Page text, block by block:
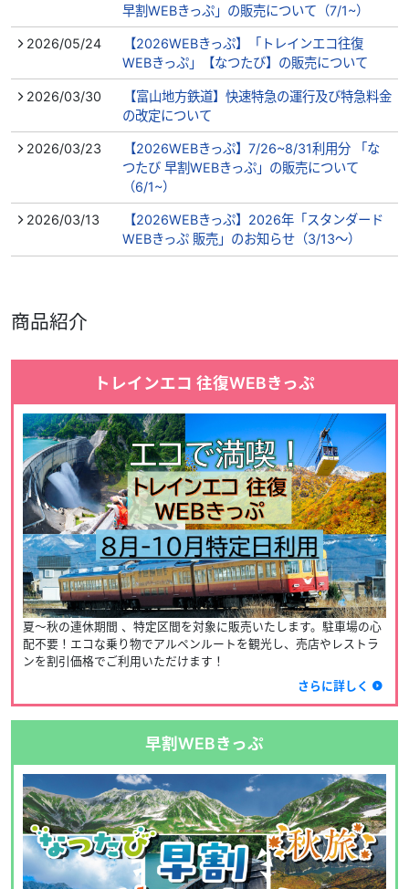
早割WEBきっぷ」の販売について（7/1~）
2026/05/24
【2026WEBきっぷ】「トレインエコ往復
WEBきっぷ」【なつたび】の販売について
2026/03/30
【富山地方鉄道】快速特急の運行及び特急料金
の改定について
2026/03/23
【2026WEBきっぷ】7/26~8/31利用分 「な
つたび 早割WEBきっぷ」の販売について
（6/1~）
2026/03/13
【2026WEBきっぷ】2026年「スタンダード
WEBきっぷ 販売」のお知らせ（3/13～）
商品紹介
トレインエコ 往復WEBきっぷ
夏～秋の連休期間 、特定区間を対象に販売いたします。駐車場の心
配不要！エコな乗り物でアルペンルートを観光し、売店やレストラ
ンを割引価格でご利用いただけます！
さらに詳しく
早割WEBきっぷ